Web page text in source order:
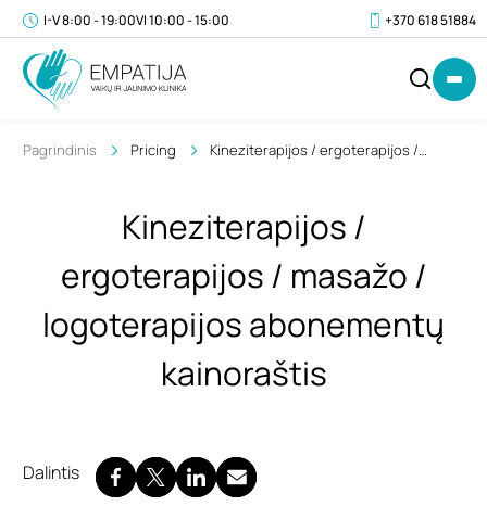
I-V 8:00 - 19:00VI 10:00 - 15:00 +370 618 51884
PVM)
Pagrindinis Pricing
Kineziterapijos / ergoterapijos /
Kineziterapijos /
ergoterapijos / masažo /
logoterapijos abonementų
kainoraštis
Dalintis